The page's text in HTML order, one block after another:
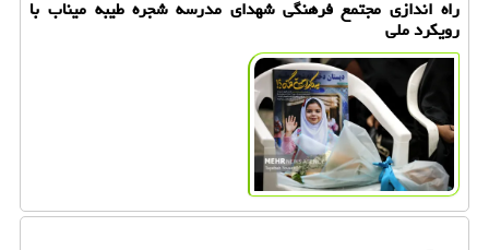
راه اندازی مجتمع فرهنگی شهدای مدرسه شجره طیبه میناب با
رویکرد ملی